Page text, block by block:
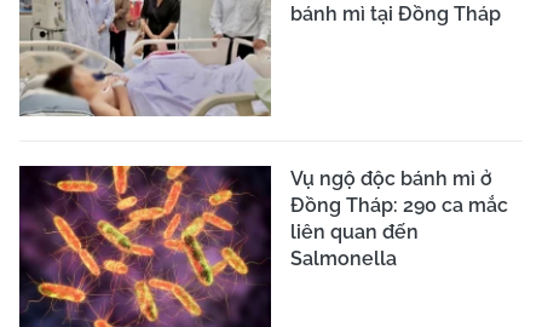
bánh mì tại Đồng Tháp
Vụ ngộ độc bánh mì ở
Đồng Tháp: 290 ca mắc
liên quan đến
Salmonella